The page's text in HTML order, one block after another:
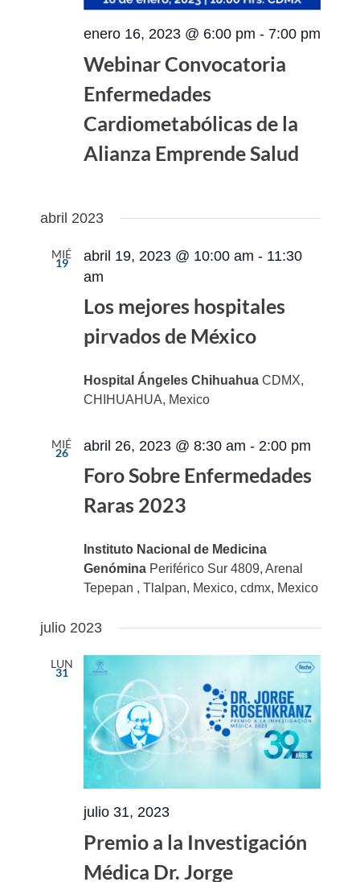
enero 16, 2023 @ 6:00 pm - 7:00 pm
Webinar Convocatoria
Enfermedades
Cardiometabólicas de la
Alianza Emprende Salud
abril 2023
MIÉ
19 abril 19, 2023 @ 10:00 am - 11:30
am
Los mejores hospitales
pirvados de México
Hospital Ángeles Chihuahua CDMX,
CHIHUAHUA, Mexico
MIÉ
26 abril 26, 2023 @ 8:30 am - 2:00 pm
Foro Sobre Enfermedades
Raras 2023
Instituto Nacional de Medicina
Genómina Periférico Sur 4809, Arenal
Tepepan , Tlalpan, Mexico, cdmx, Mexico
julio 2023
LUN
31
julio 31, 2023
Premio a la Investigación
Médica Dr. Jorge